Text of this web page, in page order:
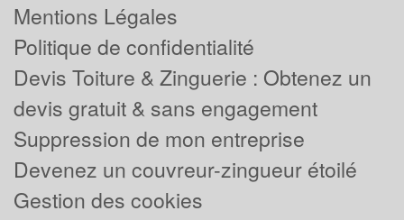
Mentions Légales
Politique de confidentialité
Devis Toiture & Zinguerie : Obtenez un
devis gratuit & sans engagement
Suppression de mon entreprise
Devenez un couvreur-zingueur étoilé
Gestion des cookies